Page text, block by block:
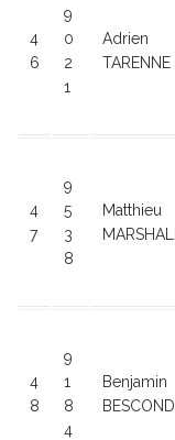
4
6
9
0
2
1
Adrien
TARENNE
4
7
9
5
3
8
Matthieu
MARSHALL
4
8
9
1
8
4
Benjamin
BESCOND